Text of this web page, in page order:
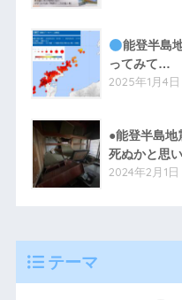
能登半島
ってみて…
2025年1月4日
●能登半島
死ぬかと思い
2024年2月1日
テーマ